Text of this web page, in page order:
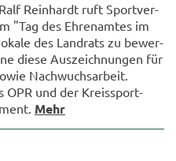
Rein­hardt ruft Sport­ver­
"Tag des Eh­ren­am­tes im
des Land­rats zu be­wer­
diese Aus­zeich­nun­gen für
Nach­wuchs­ar­beit.
OPR und der Kreis­sport­
Mehr